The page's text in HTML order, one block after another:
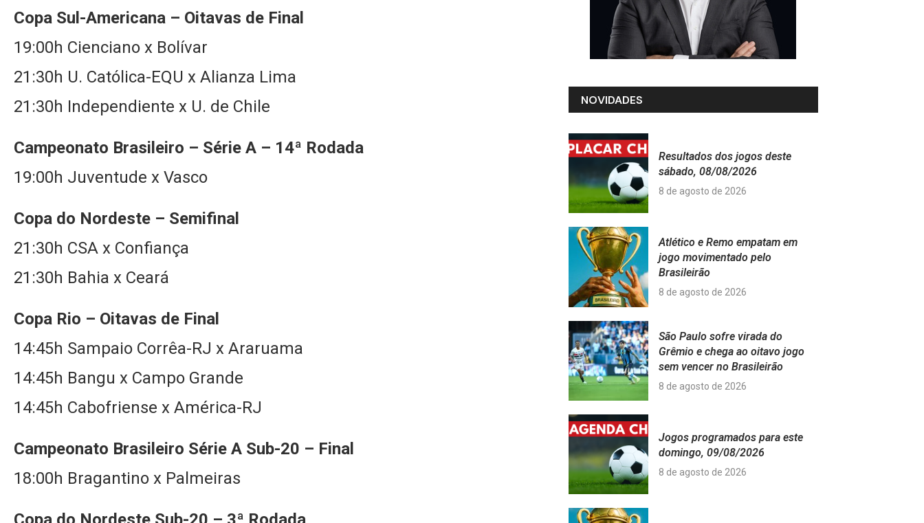
Copa Sul-Americana – Oitavas de Final
19:00h Cienciano x Bolívar
21:30h U. Católica-EQU x Alianza Lima
21:30h Independiente x U. de Chile
Campeonato Brasileiro – Série A – 14ª Rodada
19:00h Juventude x Vasco
Copa do Nordeste – Semifinal
21:30h CSA x Confiança
21:30h Bahia x Ceará
Copa Rio – Oitavas de Final
14:45h Sampaio Corrêa-RJ x Araruama
14:45h Bangu x Campo Grande
14:45h Cabofriense x América-RJ
Campeonato Brasileiro Série A Sub-20 – Final
18:00h Bragantino x Palmeiras
NOVIDADES
Resultados dos jogos deste
sábado, 08/08/2026
8 de agosto de 2026
Atlético e Remo empatam em
jogo movimentado pelo
Brasileirão
8 de agosto de 2026
São Paulo sofre virada do
Grêmio e chega ao oitavo jogo
sem vencer no Brasileirão
8 de agosto de 2026
Jogos programados para este
domingo, 09/08/2026
8 de agosto de 2026